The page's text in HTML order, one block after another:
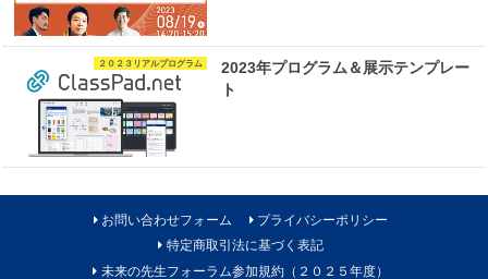
２０２３リアルプログラム
2023年プログラム＆展示テンプレー
ト
お問い合わせフォーム
プライバシーポリシー
特定商取引法に基づく表記
未来の先生フォーラム参加規約（２０２５年度）